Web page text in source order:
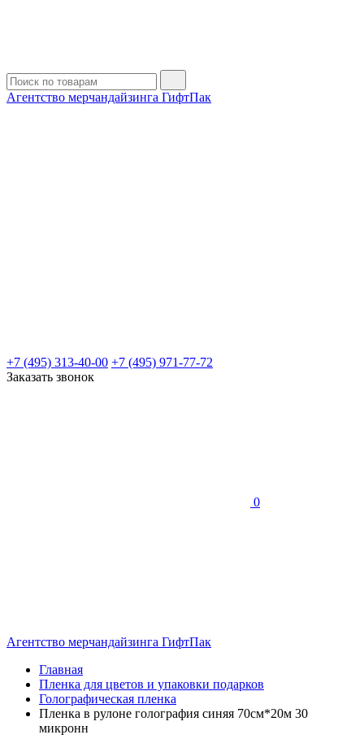
Агентство мерчандайзинга ГифтПак
+7 (495) 313-40-00 +7 (495) 971-77-72
Заказать звонок
0
Агентство мерчандайзинга ГифтПак
Главная
Пленка для цветов и упаковки подарков
Голографическая пленка
Пленка в рулоне голография синяя 70см*20м 30
микронн